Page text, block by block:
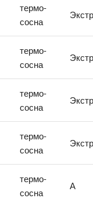
термо-
сосна
термо-
сосна
термо-
сосна
термо-
сосна
термо-
сосна
А